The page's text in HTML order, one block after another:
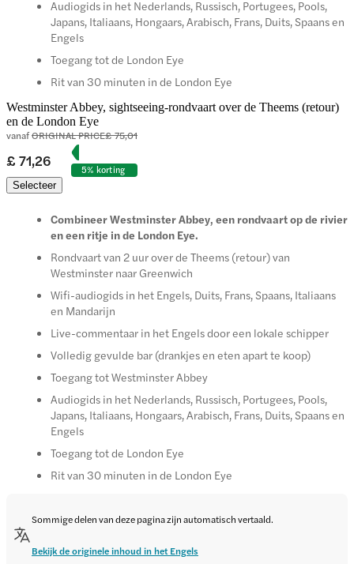
Audiogids in het Nederlands, Russisch, Portugees, Pools,
Japans, Italiaans, Hongaars, Arabisch, Frans, Duits, Spaans en
Engels
Toegang tot de London Eye
Rit van 30 minuten in de London Eye
Westminster Abbey, sightseeing-rondvaart over de Theems (retour)
en de London Eye
vanafORIGINAL PRICE£ 75,01
£ 71,26
5% korting
Selecteer
Combineer Westminster Abbey, een rondvaart op de rivier
en een ritje in de London Eye.
Rondvaart van 2 uur over de Theems (retour) van
Westminster naar Greenwich
Wifi-audiogids in het Engels, Duits, Frans, Spaans, Italiaans
en Mandarijn
Live-commentaar in het Engels door een lokale schipper
Volledig gevulde bar (drankjes en eten apart te koop)
Toegang tot Westminster Abbey
Audiogids in het Nederlands, Russisch, Portugees, Pools,
Japans, Italiaans, Hongaars, Arabisch, Frans, Duits, Spaans en
Engels
Toegang tot de London Eye
Rit van 30 minuten in de London Eye
Sommige delen van deze pagina zijn automatisch vertaald.
Bekijk de originele inhoud in het Engels